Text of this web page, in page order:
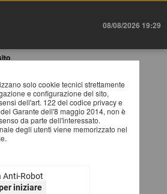
08/08/2026 19:29
solo cookie tecnici strettamente
e configurazione del sito,
dell'art. 122 del codice privacy e
Garante dell'8 maggio 2014, non è
da parte dell'interessato.
degli utenti viene memorizzato nel
Anti-Robot
iniziare
economici